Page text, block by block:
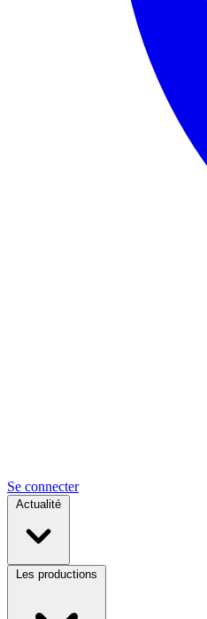
Se connecter
Actualité
Les productions